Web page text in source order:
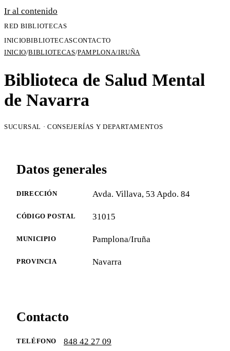
Ir al contenido
RED BIBLIOTECAS
INICIOBIBLIOTECASCONTACTO
INICIO/BIBLIOTECAS/PAMPLONA/IRUÑA
Biblioteca de Salud Mental
de Navarra
SUCURSAL · CONSEJERÍAS Y DEPARTAMENTOS
Datos generales
DIRECCIÓN Avda. Villava, 53 Apdo. 84
CÓDIGO POSTAL 31015
MUNICIPIO Pamplona/Iruña
PROVINCIA Navarra
Contacto
TELÉFONO 848 42 27 09